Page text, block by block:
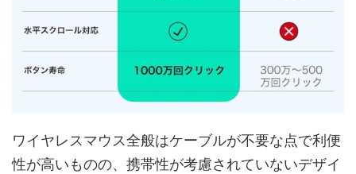
ワイヤレスマウス全般はケーブルが不要な点で利便
性が高いものの、携帯性が考慮されていないデザイ